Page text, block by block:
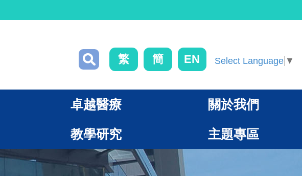
繁 簡 EN Select Language ▼
卓越醫療 關於我們
教學研究 主題專區